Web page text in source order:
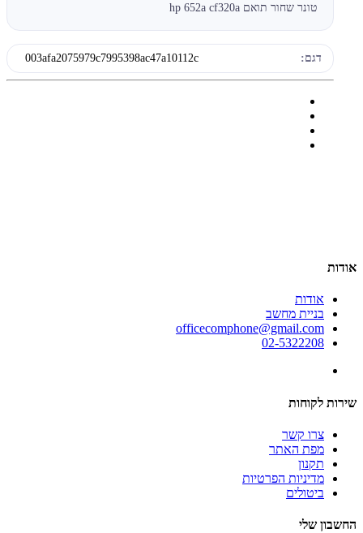
טונר שחור תואם hp 652a cf320a
דגם: 003afa2075979c7995398ac47a10112c
אודות
אודות
בניית מחשב
officecomphone@gmail.com
02-5322208
שירות לקוחות
צרו קשר
מפת האתר
תקנון
מדיניות הפרטיות
ביטולים
החשבון שלי